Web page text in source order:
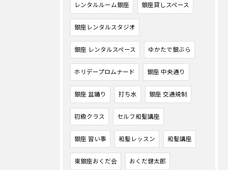
レンタルルーム銀座 銀座貸しスペース
銀座レンタルスタジオ
銀座 レンタルスペース ゆかたで銀ぶら
ホリデープロムナード 銀座 中央通り
銀座 盆踊り 打ち水 銀座 交通規制
初級クラス セルフ和髪講座
銀座 習い事 和髪レッスン 和髪講座
東銀座おくだ会 おくだ健太郎